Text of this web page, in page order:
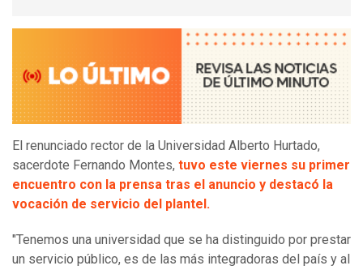
El renunciado rector de la Universidad Alberto Hurtado,
sacerdote Fernando Montes, tuvo este viernes su primer
encuentro con la prensa tras el anuncio y destacó la
vocación de servicio del plantel.
"Tenemos una universidad que se ha distinguido por prestar
un servicio público, es de las más integradoras del país y al